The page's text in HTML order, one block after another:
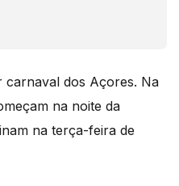
carnaval dos Açores. Na
na noite da
na terça-feira de